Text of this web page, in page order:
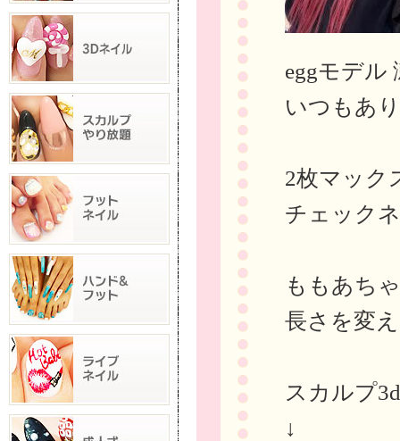
eggモデル
いつもあ
2枚マッ
チェック
ももあち
長さを変
スカルプ
↓